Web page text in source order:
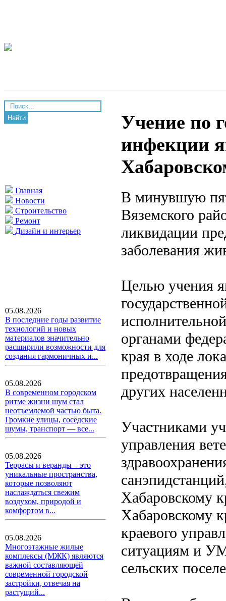
Найти
Главная
Новости
Строительство
Ремонт
Дизайн и интерьер
05.08.2026
В последние годы развитие
технологий и новых
материалов значительно
расширили возможности для
создания гармоничных и...
05.08.2026
В современном городском
ритме жизни шум стал
неотъемлемой частью быта.
Громкие улицы, соседские
шумы, транспорт — все...
05.08.2026
Террасы и веранды – это
уникальные пространства,
которые позволяют
наслаждаться свежим
воздухом, природой и
комфортом в...
05.08.2026
Многоэтажные жилые
комплексы (МЖК) являются
важной составляющей
современной городской
застройки, отвечая на
растущий...
Учение по
инфекции
В минувшую
Вяземского
ликвидации
заболевания
Целью учения
органами
края в ходе
других
Участниками
управления
Хабаровскому
Хабаровскому
краевого
ситуациям и
сельских